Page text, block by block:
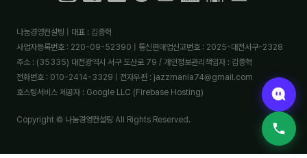
나눔경영컨설팅 | 대표 : 김종혁
사업자등록번호 : 220-09-52390 | 통신판매업신고번호 : 2025-대전서구-2328
주소 : (35335) 대전광역시 서구 도산로 79 / 개인정보관리책임자 : 김종혁
전화번호 : 010-2414-3329 | 전자우편 : jazzmania74@gmail.com
호스팅서비스 제공자 : Google LLC (Firebase Hosting)
Copyright © 나눔경영컨설팅 All Rights Reserved.